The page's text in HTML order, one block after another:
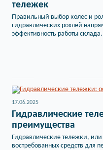
тележек
Правильный выбор колес и
гидравлических рохлей
эффективность работы
17.06.2025
Гидравлические
преимущества
Гидравлические тележки,
востребованных средств для